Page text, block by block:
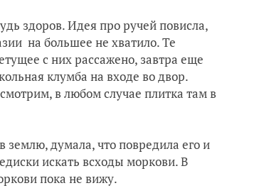
здоров. Идея про ручей повисла,
на большее не хватило. Те
с них рассажено, завтра еще
клумба на входе во двор.
в любом случае плитка там в
землю, думала, что повредила его и
искать всходы моркови. В
пока не вижу.